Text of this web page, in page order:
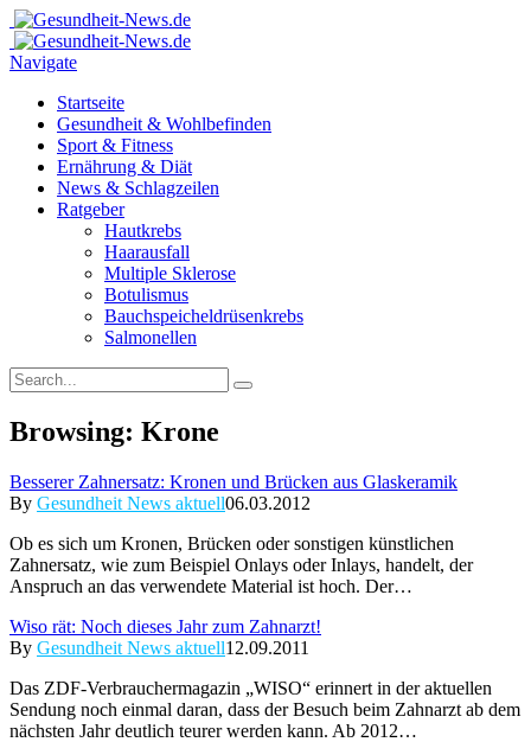
Navigate
Startseite
Gesundheit & Wohlbefinden
Sport & Fitness
Ernährung & Diät
News & Schlagzeilen
Ratgeber
Hautkrebs
Haarausfall
Multiple Sklerose
Botulismus
Bauchspeicheldrüsenkrebs
Salmonellen
Browsing: Krone
Besserer Zahnersatz: Kronen und Brücken aus Glaskeramik
By Gesundheit News aktuell06.03.2012
Ob es sich um Kronen, Brücken oder sonstigen künstlichen
Zahnersatz, wie zum Beispiel Onlays oder Inlays, handelt, der
Anspruch an das verwendete Material ist hoch. Der…
Wiso rät: Noch dieses Jahr zum Zahnarzt!
By Gesundheit News aktuell12.09.2011
Das ZDF-Verbrauchermagazin „WISO“ erinnert in der aktuellen
Sendung noch einmal daran, dass der Besuch beim Zahnarzt ab dem
nächsten Jahr deutlich teurer werden kann. Ab 2012…